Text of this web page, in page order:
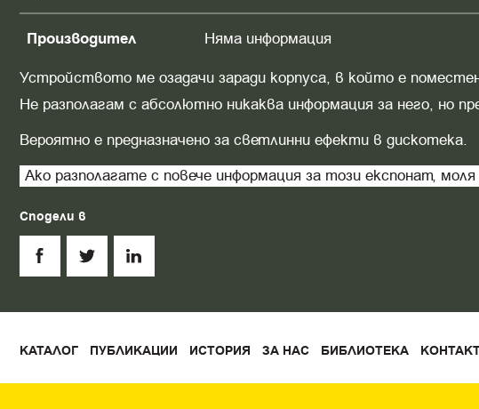
Производител
Няма информация
Устройството ме озадачи заради корпуса, в който е
Не разполагам с абсолютно никаква информация за него, но
Вероятно е предназначено за светлинни ефекти в дискотека.
Ако разполагате с повече информация за този експонат,
Сподели в
КАТАЛОГ ПУБЛИКАЦИИ ИСТОРИЯ ЗА НАС БИБЛИОТЕКА